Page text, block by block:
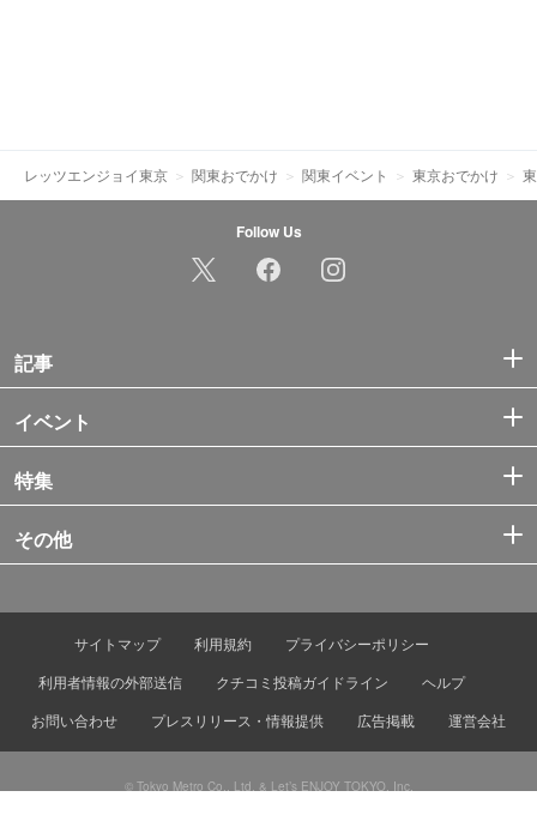
レッツエンジョイ東京 関東おでかけ 関東イベント 東京おでかけ
Follow Us
記事
イベント
特集
その他
サイトマップ 利用規約
プライバシーポリシー
利用者情報の外部送信
クチコミ投稿ガイドライン
ヘルプ
お問い合わせ
プレスリリース・情報提供 広告掲載 運営会社
© Tokyo Metro Co., Ltd. & Let’s ENJOY TOKYO, Inc.